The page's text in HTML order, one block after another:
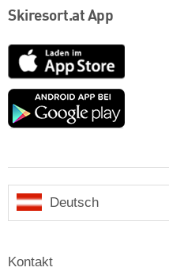
Skiresort.at App
App
Store
Google
Deutsch
Kontakt